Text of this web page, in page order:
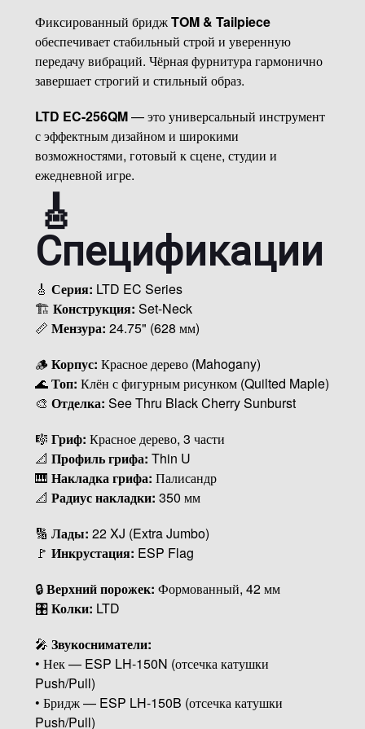
Фиксированный бриджTOM & Tailpiece
обеспечивает стабильный строй и уверенную
передачу вибраций. Чёрная фурнитура гармонично
завершает строгий и стильный образ.
LTD EC-256QM— это универсальный инструмент
с эффектным дизайном и широкими
возможностями, готовый к сцене, студии и
ежедневной игре.
🎸
Спецификации
🎸 Серия: LTD EC Series
🏗 Конструкция: Set-Neck
📏 Мензура: 24.75" (628 мм)
🪵Корпус: Красное дерево (Mahogany)
🌊Топ: Клён с фигурным рисунком (Quilted Maple)
🎨 Отделка: See Thru Black Cherry Sunburst
🎼 Гриф: Красное дерево, 3 части
📐 Профиль грифа: Thin U
🎹 Накладка грифа: Палисандр
📐 Радиус накладки: 350 мм
🔢 Лады: 22 XJ (Extra Jumbo)
🚩 Инкрустация: ESP Flag
🔒Верхний порожек: Формованный, 42 мм
🎛Колки: LTD
🎤 Звукосниматели:
• Нек — ESP LH-150N (отсечка катушки
Push/Pull)
• Бридж — ESP LH-150B (отсечка катушки
Push/Pull)